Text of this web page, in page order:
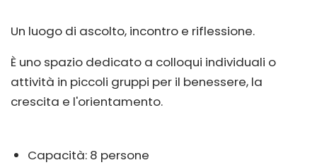
Un luogo di ascolto, incontro e riflessione.
È uno spazio dedicato a colloqui individuali o
attività in piccoli gruppi per il benessere, la
crescita e l'orientamento.
Capacità: 8 persone